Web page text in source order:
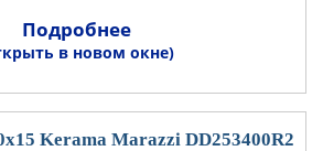
Подробнее
в новом окне)
Kerama Marazzi DD253400R2